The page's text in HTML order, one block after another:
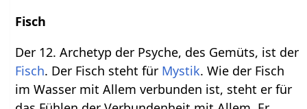
Fisch
Der 12. Archetyp der Psyche, des Gemüts, ist der
Fisch. Der Fisch steht für Mystik. Wie der Fisch
im Wasser mit Allem verbunden ist, steht er für